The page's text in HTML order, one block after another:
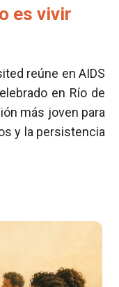
es vivir
reúne en AIDS
en Río de
más joven para
y la persistencia